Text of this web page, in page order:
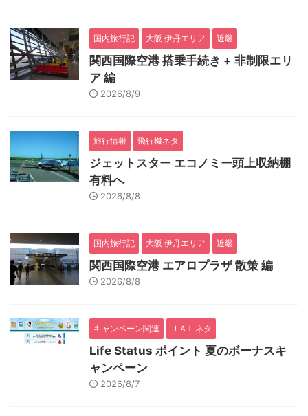
国内旅行記 大阪 伊丹エリア 近畿
関西国際空港 搭乗手続き + 非制限エリ
ア 編
2026/8/9
旅行情報 飛行機ネタ
ジェットスター エコノミー頭上収納棚
有料へ
2026/8/8
国内旅行記 大阪 伊丹エリア 近畿
関西国際空港 エアロプラザ 散策 編
2026/8/8
キャンペーン関連 ＪＡＬネタ
Life Status ポイント 夏のボーナスキ
ャンペーン
2026/8/7